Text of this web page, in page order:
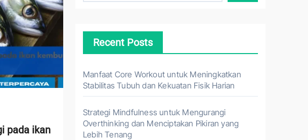
pada ikan
Recent Posts
Manfaat Core Workout untuk Meningkatkan
Stabilitas Tubuh dan Kekuatan Fisik Harian
Strategi Mindfulness untuk Mengurangi
Overthinking dan Menciptakan Pikiran yang
Lebih Tenang